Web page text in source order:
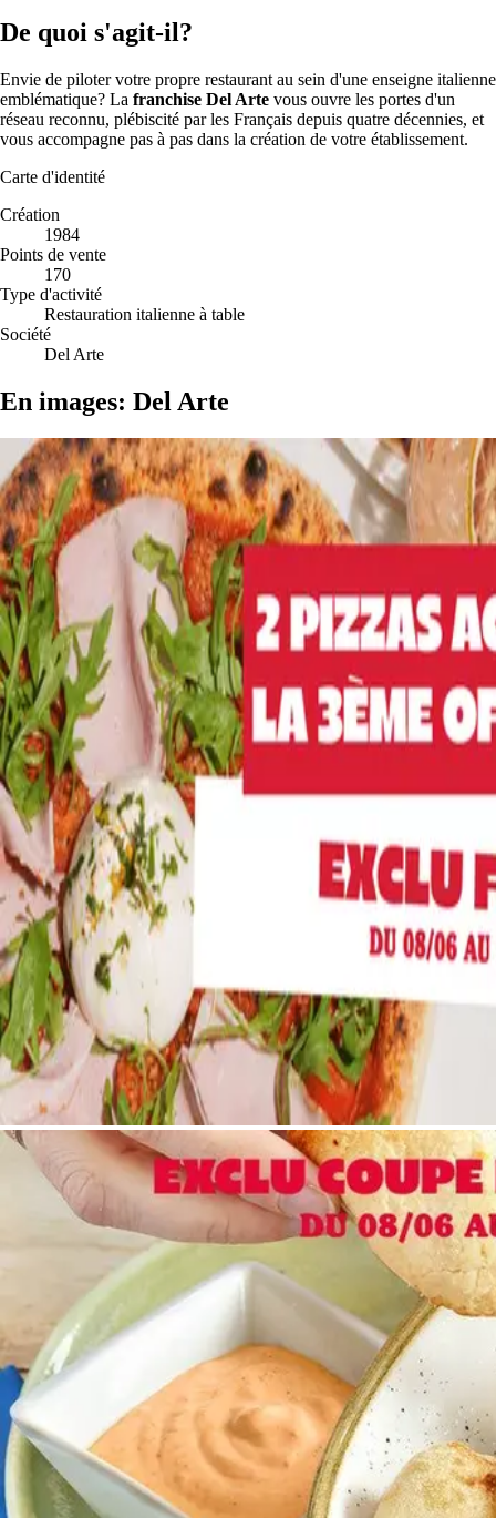
De quoi s'agit-il?
Envie de piloter votre propre restaurant au sein d'une enseigne italienne
emblématique? La franchise Del Arte vous ouvre les portes d'un
réseau reconnu, plébiscité par les Français depuis quatre décennies, et
vous accompagne pas à pas dans la création de votre établissement.
Carte d'identité
Création
1984
Points de vente
170
Type d'activité
Restauration italienne à table
Société
Del Arte
En images: Del Arte